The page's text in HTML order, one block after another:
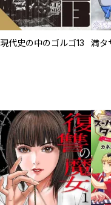
現代史の中のゴルゴ13